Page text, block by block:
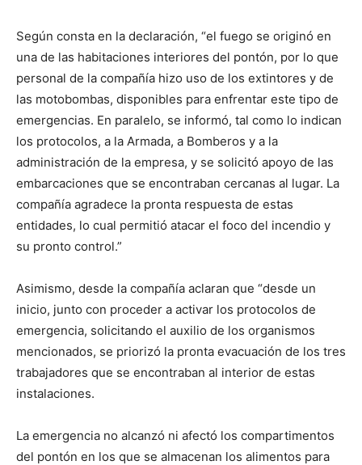
Según consta en la declaración, “el fuego se originó en
una de las habitaciones interiores del pontón, por lo que
personal de la compañía hizo uso de los extintores y de
las motobombas, disponibles para enfrentar este tipo de
emergencias. En paralelo, se informó, tal como lo indican
los protocolos, a la Armada, a Bomberos y a la
administración de la empresa, y se solicitó apoyo de las
embarcaciones que se encontraban cercanas al lugar. La
compañía agradece la pronta respuesta de estas
entidades, lo cual permitió atacar el foco del incendio y
su pronto control.”
Asimismo, desde la compañía aclaran que “desde un
inicio, junto con proceder a activar los protocolos de
emergencia, solicitando el auxilio de los organismos
mencionados, se priorizó la pronta evacuación de los tres
trabajadores que se encontraban al interior de estas
instalaciones.
La emergencia no alcanzó ni afectó los compartimentos
del pontón en los que se almacenan los alimentos para